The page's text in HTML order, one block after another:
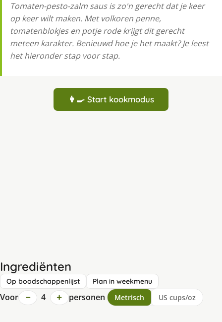
Tomaten-pesto-zalm saus is zo'n gerecht dat je keer
op keer wilt maken. Met volkoren penne,
tomatenblokjes en potje rode krijgt dit gerecht
meteen karakter. Benieuwd hoe je het maakt? Je leest
het hieronder stap voor stap.
👩‍🍳 Start kookmodus
Ingrediënten
Op boodschappenlijst Plan in weekmenu
Voor − 4 + personen Metrisch US cups/oz